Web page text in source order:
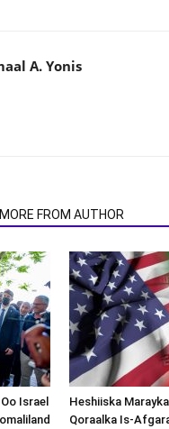
A. Yonis
MORE FROM AUTHOR
Israel
Heshiiska
Qoraalka Is-